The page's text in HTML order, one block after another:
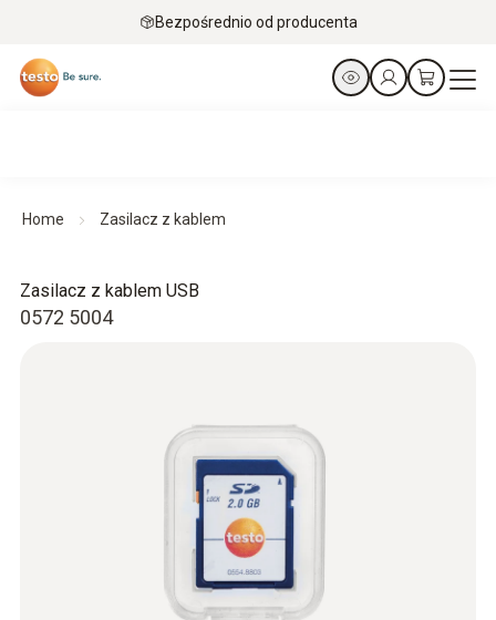
Bezpośrednio od producenta
Home Zasilacz z kablem
0572 5004
Zasilacz z kablem USB